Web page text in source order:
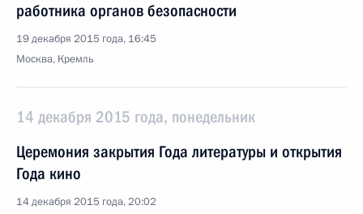
работника органов безопасности
19 декабря 2015 года, 16:45
Москва, Кремль
14 декабря 2015 года, понедельник
Церемония закрытия Года литературы и открытия
Года кино
14 декабря 2015 года, 20:02